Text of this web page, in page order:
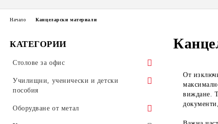
КАТЕГОРИИ
Столове за офис
Посетителски столове
Училищни, ученически и детски
пособия
Обзавеждане за училища
Оборудване от метал
Начало Канцеларски материали
От
виждане.